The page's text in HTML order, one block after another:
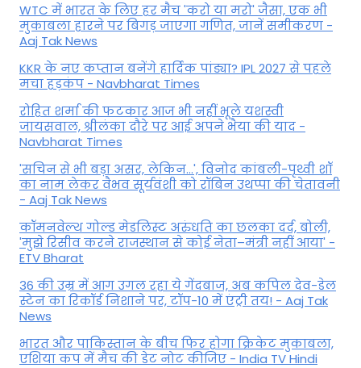
WTC में भारत के लिए हर मैच 'करो या मरो' जैसा, एक भी
मुकाबला हारने पर बिगड़ जाएगा गण‍ित, जानें समीकरण -
Aaj Tak News
KKR के नए कप्तान बनेंगे हार्दिक पांड्या? IPL 2027 से पहले
मचा हड़कंप - Navbharat Times
रोहित शर्मा की फटकार आज भी नहीं भूले यशस्वी
जायसवाल, श्रीलंका दौरे पर आई अपने भैया की याद -
Navbharat Times
'सचिन से भी बड़ा असर, लेकिन...', व‍िनोद कांबली-पृथ्वी शॉ
का नाम लेकर वैभव सूर्यवंशी को रॉबिन उथप्पा की चेतावनी
- Aaj Tak News
कॉमनवेल्थ गोल्ड मे​डलिस्ट अरुंधति का छलका दर्द, बोली,
'मुझे रिसीव करने राजस्थान से कोई नेता–मंत्री नहीं आया' -
ETV Bharat
36 की उम्र में आग उगल रहा ये गेंदबाज, अब कपिल देव-डेल
स्टेन का रिकॉर्ड निशाने पर, टॉप-10 में एंट्री तय! - Aaj Tak
News
भारत और पाकिस्तान के बीच फिर होगा क्रिकेट मुकाबला,
एशिया कप में मैच की डेट नोट कीजिए - India TV Hindi